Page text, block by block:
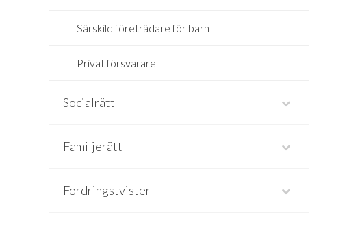
Särskild företrädare för barn
Privat försvarare
Socialrätt
Familjerätt
Fordringstvister